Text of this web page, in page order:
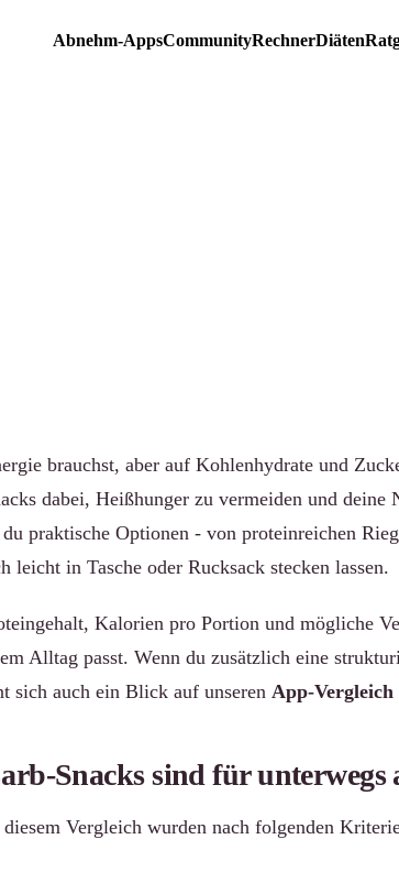
Abnehm-AppsCommunityRechnerDiäten
brauchst, aber auf Kohlenhydrate und
dabei, Heißhunger zu vermeiden und deine
praktische Optionen - von proteinreichen
leicht in Tasche oder Rucksack stecken lassen.
Kalorien pro Portion und mögliche
Alltag passt. Wenn du zusätzlich eine
sich auch ein Blick auf unseren App-Vergleich
Snacks sind für unterwegs
Vergleich wurden nach folgenden